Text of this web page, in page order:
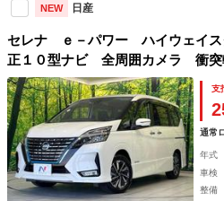
NEW 日産
セレナ ｅ－パワー ハイウェイ
正１０型ナビ 全周囲カメラ 衝
ト 禁煙車 前後ドラレコ ＥＴＣ
ー スマートキー ＬＥＤヘッド＆
Ｗ 車線逸脱警報
支
通常
年式
車検
整備